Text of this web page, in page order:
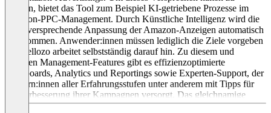
können, bietet das Tool zum Beispiel KI-getriebene Prozesse im
Amazon-PPC-Management. Durch Künstliche Intelligenz wird die
erfolgversprechende Anpassung der Amazon-Anzeigen automatisch
übernommen. Anwender:innen müssen lediglich die Ziele vorgeben
und Sellozo arbeitet selbstständig darauf hin. Zu diesem und
weiteren Management-Features gibt es effizienzoptimierte
Dashboards, Analytics und Reportings sowie Experten-Support, der
Nutzern:innen aller Erfahrungsstufen unter anderem mit Tipps für
die Verbesserung ihrer Kampagnen versorgt. Das gleichnamige
Unternehmen mit Sitz in Kansas City bietet Sellozo ab 104 US-